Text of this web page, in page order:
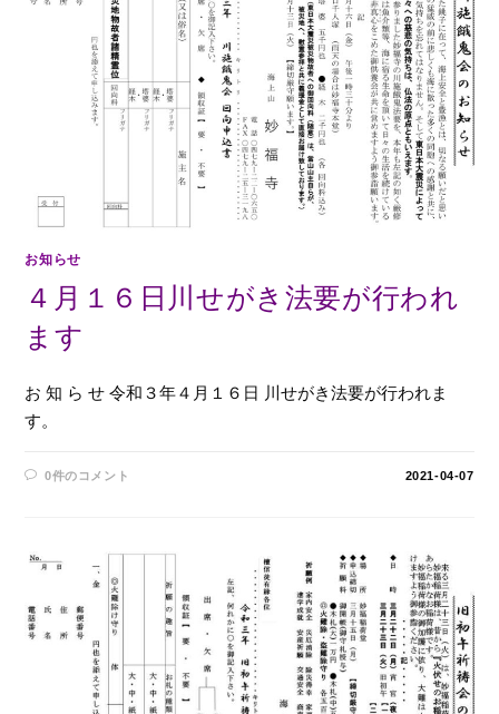
お知らせ
４月１６日川せがき法要が行われ
ます
お 知 ら せ 令和３年４月１６日 川せがき法要が行われま
す。
0件のコメント 2021-04-07